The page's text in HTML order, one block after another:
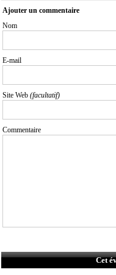
Ajouter un commentaire
Nom
E-mail
Site Web (facultatif)
Commentaire
Cet